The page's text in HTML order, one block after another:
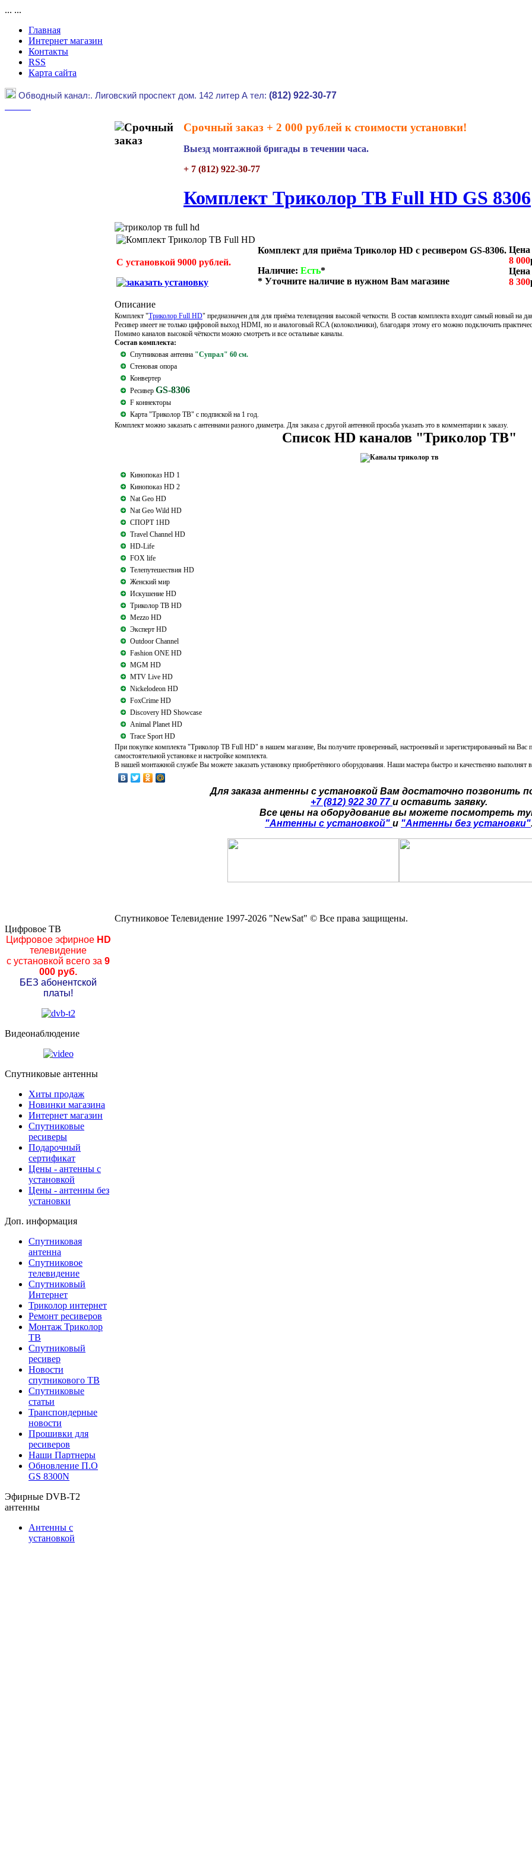
... ...
Главная
Интернет магазин
Контакты
RSS
Карта сайта
Обводный канал:. Лиговский проспект дом. 142 литер А тел: (812) 922-30-77
Срочный заказ + 2 000 рублей к стоимости установки!
Выезд монтажной бригады в течении часа.
+ 7 (812) 922-30-77
Комплект Триколор ТВ Full HD GS 8306
Комплект для приёма Триколор HD c ресивером GS-8306.
Наличие: Есть*
* Уточните наличие в нужном Вам магазине
Цена
8 000
Цена
8 300
С установкой 9000 рублей.
Описание
Комплект "Триколор Full HD" предназначен для для приёма телевидения высокой четкости. В состав комплекта входит самый новый на
Ресивер имеет не только цифровой выход HDMI, но и аналоговый RCA (колокольчики), благодаря этому его можно подключить
Помимо каналов высокой чёткости можно смотреть и все остальные каналы.
Состав комплекта:
Спутниковая антенна "Супрал" 60 см.
Стеновая опора
Конвертер
Ресивер GS-8306
F коннекторы
Карта "Триколор ТВ" с подпиской на 1 год.
Комплект можно заказать с антеннами разного диаметра. Для заказа с другой антенной просьба указать это в комментарии к заказу.
Список HD каналов "Триколор ТВ"
Кинопоказ HD 1
Кинопоказ HD 2
Nat Geo HD
Nat Geo Wild HD
СПОРТ 1HD
Travel Channel HD
HD-Life
FOX life
Телепутешествия HD
Женский мир
Искушение HD
Триколор ТВ HD
Mezzo HD
Эксперт HD
Outdoor Channel
Fashion ONE HD
MGM HD
MTV Live HD
Nickelodeon HD
FoxCrime HD
Discovery HD Showcase
Animal Planet HD
Trace Sport HD
При покупке комплекта "Триколор ТВ Full HD" в нашем магазине, Вы получите проверенный, настроенный и зарегистрированный на
самостоятельной установке и настройке комплекта.
В нашей монтажной службе Вы можете заказать установку приобретённого оборудования. Наши мастера быстро и качественно выполнят
Для заказа антенны с установкой Вам достаточно позвонить
+7 (812) 922 30 77 и оставить заявку.
Все цены на оборудование вы можете посмотреть
"Антенны с установкой" и "Антенны без установки"
Спутниковое Телевидение 1997-2026 "NewSat" © Все права защищены.
Цифровое ТВ
Цифровое эфирноеHD
телевидение
с установкой всего за 9
000 руб.
БЕЗ абонентской
платы!
Видеонаблюдение
Спутниковые антенны
Хиты продаж
Новинки магазина
Интернет магазин
Спутниковые
ресиверы
Подарочный
сертификат
Цены - антенны с
установкой
Цены - антенны без
установки
Доп. информация
Спутниковая
антенна
Спутниковое
телевидение
Спутниковый
Интернет
Триколор интернет
Ремонт ресиверов
Монтаж Триколор
ТВ
Спутниковый
ресивер
Новости
спутникового ТВ
Спутниковые
статьи
Транспондерные
новости
Прошивки для
ресиверов
Наши Партнеры
Обновление П.О
GS 8300N
Эфирные DVB-T2
антенны
Антенны с
установкой